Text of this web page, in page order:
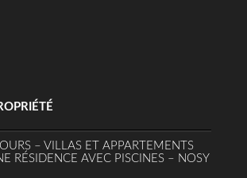
– VILLAS ET APPARTEMENTS
RÉSIDENCE AVEC PISCINES – NOSY